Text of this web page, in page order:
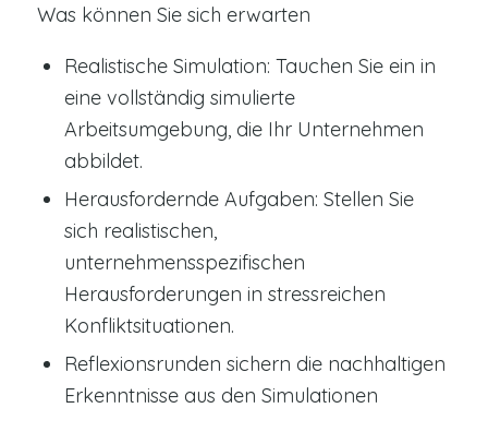
Was können Sie sich erwarten
Realistische Simulation: Tauchen Sie ein in
eine vollständig simulierte
Arbeitsumgebung, die Ihr Unternehmen
abbildet.
Herausfordernde Aufgaben: Stellen Sie
sich realistischen,
unternehmensspezifischen
Herausforderungen in stressreichen
Konfliktsituationen.
Reflexionsrunden sichern die nachhaltigen
Erkenntnisse aus den Simulationen